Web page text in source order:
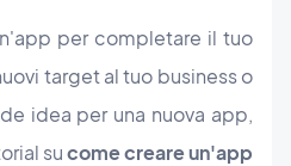
per completare il tuo
target al tuo business o
idea per una nuova app,
sucome creare un'app